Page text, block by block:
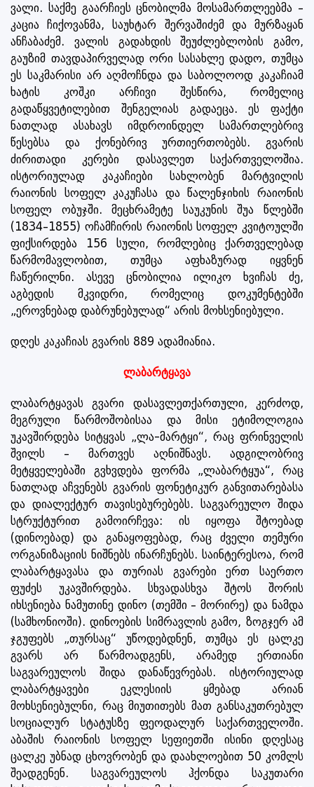
ვალი. საქმე გაარჩიეს ცნობილმა მოსამართლეებმა –
კაცია ჩიქოვანმა, საუხტარ შერვაშიძემ და მურზაყან
ანჩაბაძემ. ვალის გადახდის შეუძლებლობის გამო,
გაუზიმ თავდაპირველად ორი სასახლე დადო, თუმცა
ეს საკმარისი არ აღმოჩნდა და საბოლოოდ კაკაჩიამ
ხატის კოშკი არჩივი შესწირა, რომელიც
გადაწყვეტილებით შენგელიას გადაეცა. ეს ფაქტი
ნათლად ასახავს იმდროინდელ სამართლებრივ
წესებსა და ქონებრივ ურთიერთობებს. გვარის
ძირითადი კერები დასავლეთ საქართველოშია.
ისტორიულად კაკაჩიები სახლობენ მარტვილის
რაიონის სოფელ კაკუჩასა და წალენჯიხის რაიონის
სოფელ ობუჯში. მეცხრამეტე საუკუნის შუა წლებში
(1834–1855) ოჩამჩირის რაიონის სოფელ კვიტოულში
ფიქსირდება 156 სული, რომლებიც ქართველებად
წარმომავლობით, თუმცა აფხაზურად იყვნენ
ჩაწერილნი. ასევე ცნობილია ილიკო ხვიჩას ძე,
აგბედის მკვიდრი, რომელიც დოკუმენტებში
„ეროვნებად დაბრუნებულად“ არის მოხსენიებული.
დღეს კაკაჩიას გვარის 889 ადამიანია.
ლაბარტყავა
ლაბარტყავას გვარი დასავლეთქართული, კერძოდ,
მეგრული წარმოშობისაა და მისი ეტიმოლოგია
უკავშირდება სიტყვას „ლა-მარტყი“, რაც ფრინველის
შვილს – მართვეს აღნიშნავს. ადგილობრივ
მეტყველებაში გვხვდება ფორმა „ლაბარტყუა“, რაც
ნათლად აჩვენებს გვარის ფონეტიკურ განვითარებასა
და დიალექტურ თავისებურებებს. საგვარეულო შიდა
სტრუქტურით გამოირჩევა: ის იყოფა შტოებად
(დინოებად) და განაყოფებად, რაც ძველი თემური
ორგანიზაციის ნიშნებს ინარჩუნებს. საინტერესოა, რომ
ლაბარტყავასა და თურიას გვარები ერთ საერთო
ფუძეს უკავშირდება. სხვადასხვა შტოს შორის
იხსენიება ნამუთინე დინო (თემში – მორირე) და ნამდა
(სამხონიოში). დინოების სიმრავლის გამო, ზოგჯერ ამ
ჯგუფებს „თურსაც“ უწოდებდნენ, თუმცა ეს ცალკე
გვარს არ წარმოადგენს, არამედ ერთიანი
საგვარეულოს შიდა დანაწევრებას. ისტორიულად
ლაბარტყავები ეკლესიის ყმებად არიან
მოხსენიებულნი, რაც მიუთითებს მათ განსაკუთრებულ
სოციალურ სტატუსზე ფეოდალურ საქართველოში.
აბაშის რაიონის სოფელ სეფიეთში ისინი დღესაც
ცალკე უბნად ცხოვრობენ და დაახლოებით 50 კომლს
შეადგენენ. საგვარეულოს ჰქონდა საკუთარი